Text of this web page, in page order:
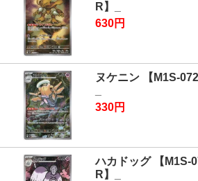
R】_
630円
ヌケニン 【M1S-
330円
ハカドッグ 【M1S-
R】_